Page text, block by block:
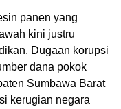
panen yang
kini justru
Dugaan korupsi
dana pokok
Sumbawa Barat
kerugian negara